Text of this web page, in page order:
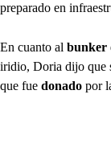
preparado en
En cuanto al bunker
iridio, Doria dijo que
que fue donado por